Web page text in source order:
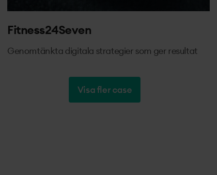
Fitness24Seven
Genomtänkta digitala strategier som ger resultat
Visa fler case